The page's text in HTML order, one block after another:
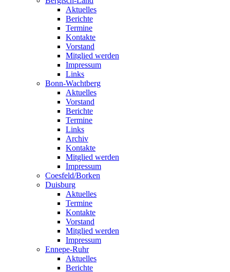
Aktuelles
Berichte
Termine
Kontakte
Vorstand
Mitglied werden
Impressum
Links
Bonn-Wachtberg
Aktuelles
Vorstand
Berichte
Termine
Links
Archiv
Kontakte
Mitglied werden
Impressum
Coesfeld/Borken
Duisburg
Aktuelles
Termine
Kontakte
Vorstand
Mitglied werden
Impressum
Ennepe-Ruhr
Aktuelles
Berichte